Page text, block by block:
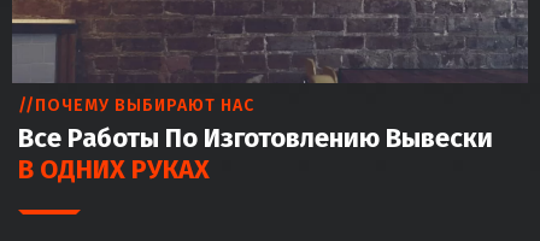
//ПОЧЕМУ ВЫБИРАЮТ НАС
Все Работы По Изготовлению Вывески
В ОДНИХ РУКАХ